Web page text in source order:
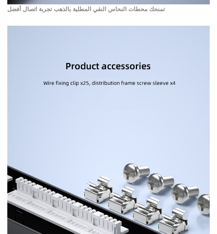
تمنحك محطات النحاس النقي المطلية بالذهب تجربة اتصال أفضل